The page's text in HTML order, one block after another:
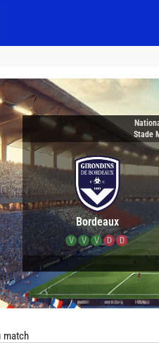
Stade
Bordeaux
V V V D D
match